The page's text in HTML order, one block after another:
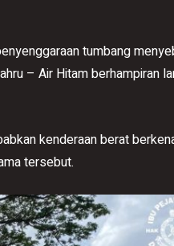
tumbang
– Air Hitam berhampiran
kenderaan berat
tersebut.